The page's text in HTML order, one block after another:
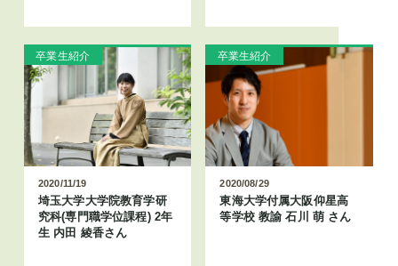
卒業生紹介
2020/11/19
埼玉大学大学院教育学研
究科(専門職学位課程) 2年
生 内田 綾香さん
卒業生紹介
2020/08/29
東海大学付属大阪仰星高
等学校 教諭 石川 萌 さん